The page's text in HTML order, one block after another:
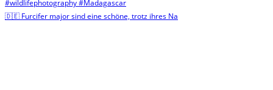
🇩🇪 Furcifer major sind eine schöne, trotz ihres Na